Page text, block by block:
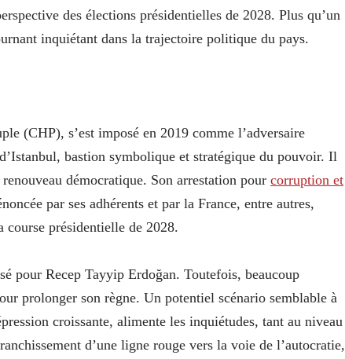
des élections présidentielles de 2028. Plus qu’un
inquiétant dans la trajectoire politique du pays.
(CHP), s’est imposé en 2019 comme l’adversaire
bastion symbolique et stratégique du pouvoir. Il
démocratique. Son arrestation pour corruption et
par ses adhérents et par la France, entre autres,
présidentielle de 2028.
pour Recep Tayyip Erdoğan. Toutefois, beaucoup
prolonger son règne. Un potentiel scénario semblable à
croissante, alimente les inquiétudes, tant au niveau
d’une ligne rouge vers la voie de l’autocratie,